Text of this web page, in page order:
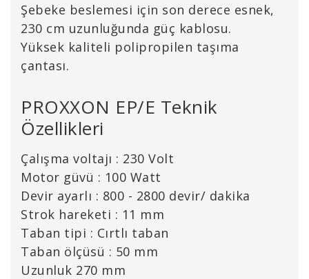
Şebeke beslemesi için son derece esnek,
230 cm uzunluğunda güç kablosu.
Yüksek kaliteli polipropilen taşıma
çantası.
PROXXON EP/E Teknik
Özellikleri
Çalışma voltajı : 230 Volt
Motor güvü : 100 Watt
Devir ayarlı : 800 - 2800 devir/ dakika
Strok hareketi : 11 mm
Taban tipi : Cırtlı taban
Taban ölçüsü : 50 mm
Uzunluk 270 mm